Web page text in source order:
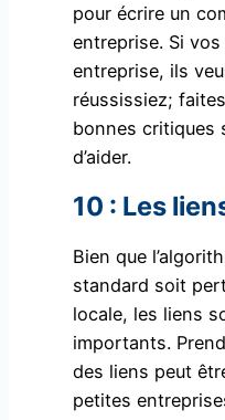
pour écrire un
entreprise. Si
entreprise, ils
réussissiez;
bonnes critiques
d’aider.
10 : Les
Bien que
standard soit
locale, les liens
importants.
des liens peut
petites